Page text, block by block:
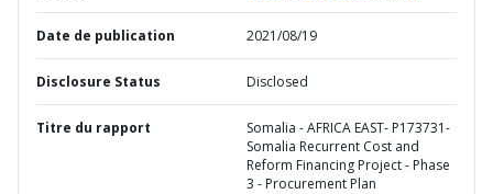
Date de publication 2021/08/19
Disclosure Status Disclosed
Titre du rapport
Somalia - AFRICA EAST- P173731-
Somalia Recurrent Cost and
Reform Financing Project - Phase
3 - Procurement Plan